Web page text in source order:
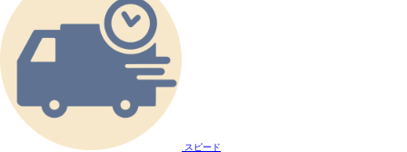
スピード